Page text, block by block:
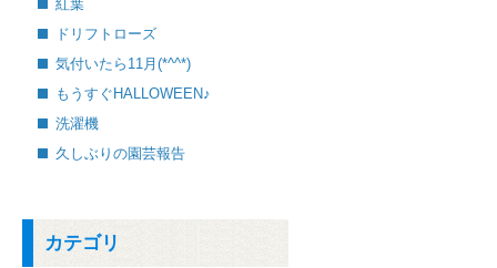
紅葉
ドリフトローズ
気付いたら11月(*^^*)
もうすぐHALLOWEEN♪
洗濯機
久しぶりの園芸報告
カテゴリ